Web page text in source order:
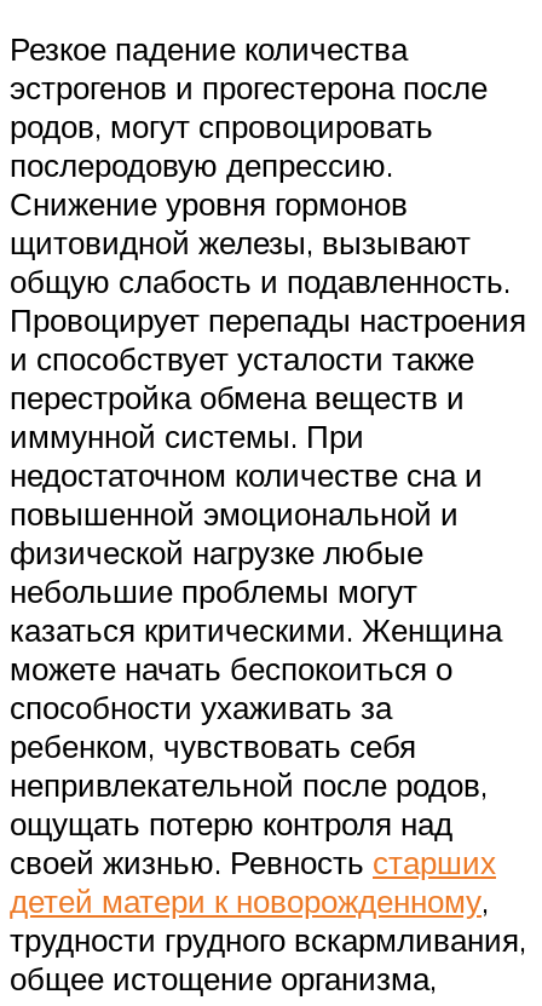
Резкое падение количества
эстрогенов и прогестерона после
родов, могут спровоцировать
послеродовую депрессию.
Снижение уровня гормонов
щитовидной железы, вызывают
общую слабость и подавленность.
Провоцирует перепады настроения
и способствует усталости также
перестройка обмена веществ и
иммунной системы. При
недостаточном количестве сна и
повышенной эмоциональной и
физической нагрузке любые
небольшие проблемы могут
казаться критическими. Женщина
можете начать беспокоиться о
способности ухаживать за
ребенком, чувствовать себя
непривлекательной после родов,
ощущать потерю контроля над
своей жизнью. Ревность старших
детей матери к новорожденному,
трудности грудного вскармливания,
общее истощение организма,